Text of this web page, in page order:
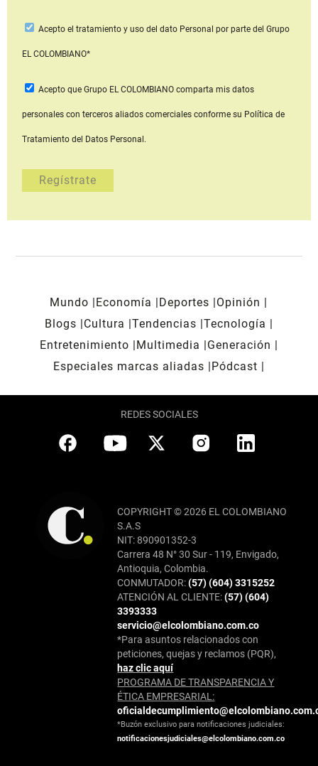
Acepto el tratamiento y uso del dato Personal por parte del Grupo
EL COLOMBIANO*
Acepto que Grupo EL COLOMBIANOcomparta mis datos
personales con terceros aliados comerciales conforme su Política de
Tratamiento del Datos Personal.
Mundo Economía Deportes
Opinión
Blogs
Cultura Tendencias Tecnología
Entretenimiento
Multimedia
Generación
Especiales marcas aliadas
Pódcast
REDES SOCIALES
COPYRIGHT © 2026 EL COLOMBIANO
S.A.S
NIT: 890901352-3
Carrera 48 N° 30 Sur - 119, Envigado,
Antioquia, Colombia.
CONMUTADOR:(57) (604) 3315252
ATENCIÓN AL CLIENTE:(57) (604)
3393333
servicio@elcolombiano.com.co
*Para asuntos relacionados con
peticiones, quejas y reclamos (PQR),
haz clic aquí
PROGRAMA DE TRANSPARENCIA Y
ÉTICA EMPRESARIAL:
*Buzón exclusivo para notificaciones judiciales:
notificacionesjudiciales@elcolombiano.com.co